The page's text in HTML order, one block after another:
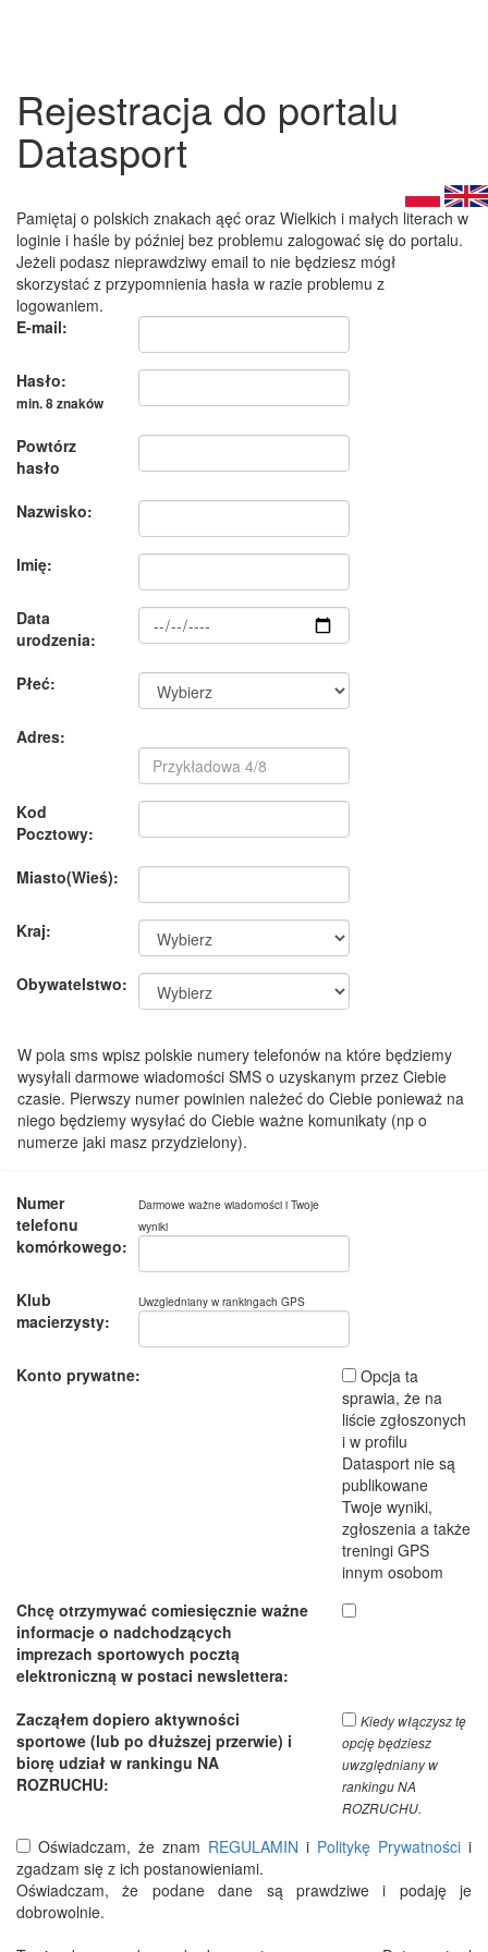
Rejestracja do portalu
Datasport
Pamiętaj o polskich znakach ąęć oraz Wielkich i małych literach w
loginie i haśle by później bez problemu zalogować się do portalu.
Jeżeli podasz nieprawdziwy email to nie będziesz mógł
skorzystać z przypomnienia hasła w razie problemu z
logowaniem.
E-mail:
Hasło:
min. 8 znaków
Powtórz
hasło
Nazwisko:
Imię:
Data
urodzenia:
Płeć:
Adres:
Kod
Pocztowy:
Miasto(Wieś):
Kraj:
Obywatelstwo:
W pola sms wpisz polskie numery telefonów na które będziemy
wysyłali darmowe wiadomości SMS o uzyskanym przez Ciebie
czasie. Pierwszy numer powinien należeć do Ciebie ponieważ na
niego będziemy wysyłać do Ciebie ważne komunikaty (np o
numerze jaki masz przydzielony).
Numer
telefonu
komórkowego:
Darmowe ważne wiadomości i Twoje
wyniki
Klub
macierzysty:
Uwzgledniany w rankingach GPS
Konto prywatne:
Opcja ta
sprawia, że na
liście zgłoszonych
i w profilu
Datasport nie są
publikowane
Twoje wyniki,
zgłoszenia a także
treningi GPS
innym osobom
Chcę otrzymywać comiesięcznie ważne
informacje o nadchodzących
imprezach sportowych pocztą
elektroniczną w postaci newslettera:
Zacząłem dopiero aktywności
sportowe (lub po dłuższej przerwie) i
biorę udział w rankingu NA
ROZRUCHU:
Kiedy włączysz tę
opcję będziesz
uwzględniany w
rankingu NA
ROZRUCHU.
Oświadczam, że znam REGULAMIN i Politykę Prywatności i
zgadzam się z ich postanowieniami.
Oświadczam, że podane dane są prawdziwe i podaję je
dobrowolnie.